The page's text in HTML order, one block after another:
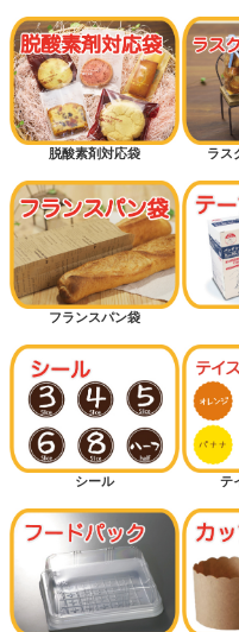
脱酸素剤対応袋 ラス
フランスパン袋
シール テ